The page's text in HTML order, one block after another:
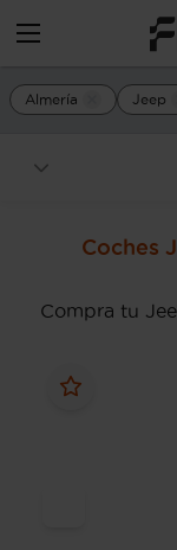
Almería Jeep
Coches
Compra tu